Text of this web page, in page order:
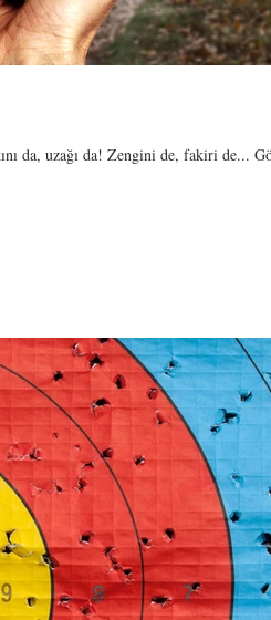
da, uzağı da! Zengini de, fakiri de...